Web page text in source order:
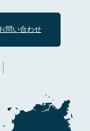
問い合わせ